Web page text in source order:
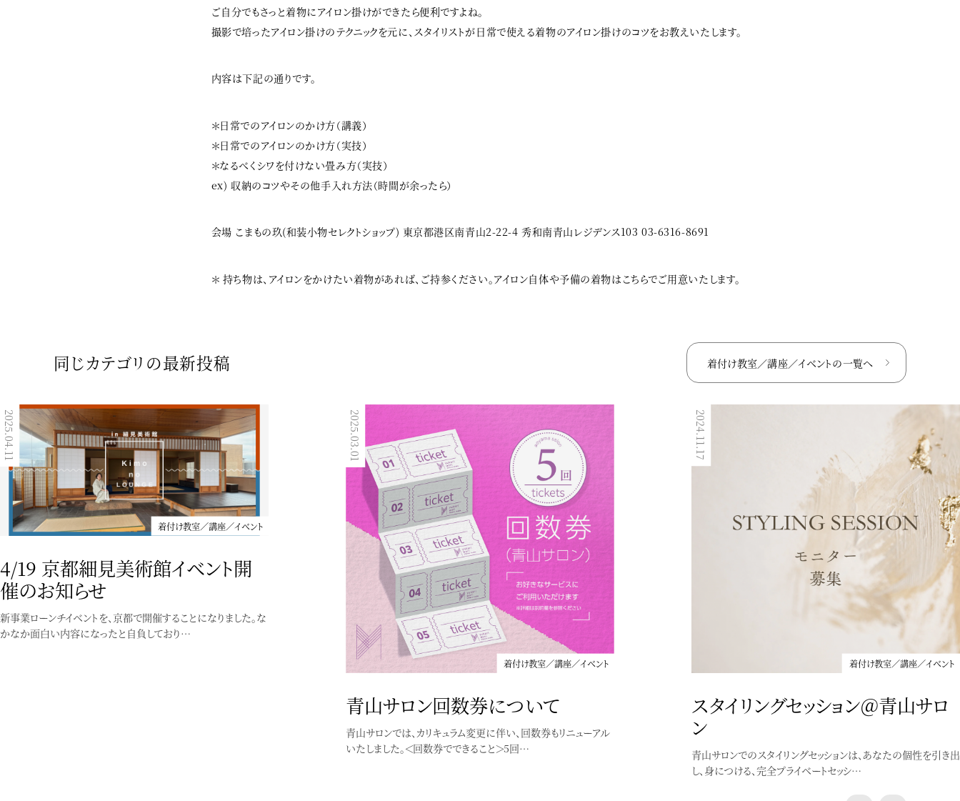
ご自分でもさっと着物にアイロン掛けができたら便利ですよね。
撮影で培ったアイロン掛けのテクニックを元に、スタイリストが日常で使える着物のアイロン掛けのコツをお教えいたします。
内容は下記の通りです。
＊日常でのアイロンのかけ方（講義）
＊日常でのアイロンのかけ方（実技）
＊なるべくシワを付けない畳み方（実技）
ex) 収納のコツやその他手入れ方法（時間が余ったら）
会場 こまもの玖(和装小物セレクトショップ) 東京都港区南青山2-22-4 秀和南青山レジデンス103 03-6316-8691
＊ 持ち物は、アイロンをかけたい着物があれば、ご持参ください。アイロン自体や予備の着物はこちらでご用意いたします。
同じカテゴリの最新投稿 着付け教室／講座／イベントの一覧へ
2025.04.11
着付け教室／講座／イベント
4/19 京都細見美術館イベント開
催のお知らせ
新事業ローンチイベントを、京都で開催することになりました。な
かなか面白い内容になったと自負しており…
2025.03.01
着付け教室／講座／イベント
青山サロン回数券について
青山サロンでは、カリキュラム変更に伴い、回数券もリニューアル
いたしました。＜回数券でできること＞5回…
2024.11.17
着付け教室／講座／イベント
スタイリングセッション＠青山サロ
ン
青山サロンでのスタイリングセッションは、あなたの個性を引き出
し、身につける、完全プライベートセッシ…
2024.08.29 2023.06.19 着付け教室／講座／イベント
オンラインレッスン
オンラインで完結する着物着付け教室
2023.05.22
着付け教室／講座／イベント